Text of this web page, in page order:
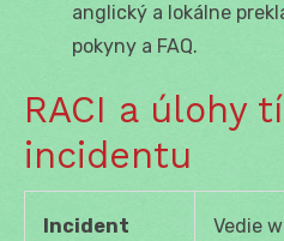
anglický a lokálne
pokyny a FAQ.
RACI a úlohy
incidentu
Incident
Vedie